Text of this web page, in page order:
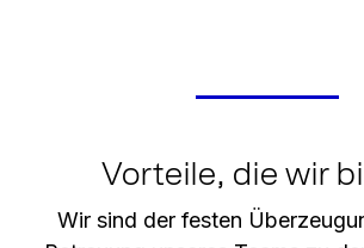
Vorteile, die wir
Wir sind der festen